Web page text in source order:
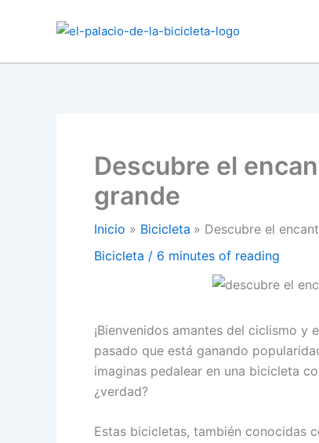
Descubre el
grande
Inicio Bicicleta
Descubre el
Bicicleta / 6 minutes of reading
¡Bienvenidos amantes del ciclismo
pasado que está ganando
imaginas pedalear en una bicicleta
¿verdad?
Estas bicicletas, también conocidas